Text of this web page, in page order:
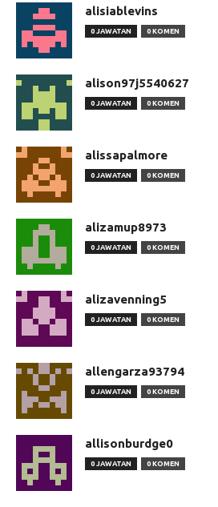
alisiablevins
0 JAWATAN 0 KOMEN
alison97j5540627
0 JAWATAN 0 KOMEN
alissapalmore
0 JAWATAN 0 KOMEN
alizamup8973
0 JAWATAN 0 KOMEN
alizavenning5
0 JAWATAN 0 KOMEN
allengarza93794
0 JAWATAN 0 KOMEN
allisonburdge0
0 JAWATAN 0 KOMEN